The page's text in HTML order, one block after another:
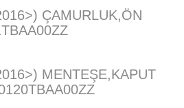
ÇAMURLUK,ÖN
MENTEŞE,KAPUT